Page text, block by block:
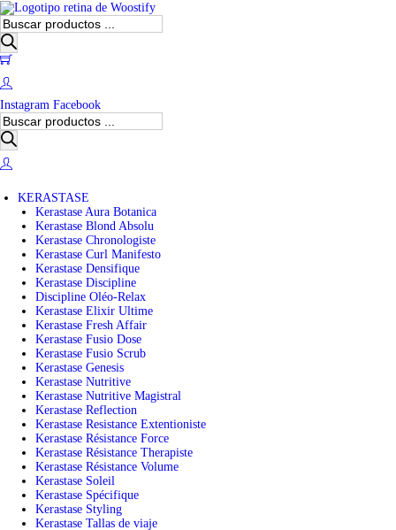
B
ú
s
q
u
e
d
a
d
e
p
Instagram Facebook
B
ú
s
q
d
KERASTASE
Kerastase Aura Botanica
Kerastase Blond Absolu
Kerastase Chronologiste
Kerastase Curl Manifesto
Kerastase Densifique
Kerastase Discipline
Discipline Oléo-Relax
Kerastase Elixir Ultime
Kerastase Fresh Affair
Kerastase Fusio Dose
Kerastase Fusio Scrub
Kerastase Genesis
Kerastase Nutritive
Kerastase Nutritive Magistral
Kerastase Reflection
Kerastase Resistance Extentioniste
Kerastase Résistance Force
Kerastase Résistance Therapiste
Kerastase Résistance Volume
Kerastase Soleil
Kerastase Spécifique
Kerastase Styling
Kerastase Tallas de viaje